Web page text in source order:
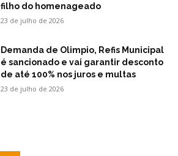
filho do homenageado
23 de julho de 2026
Demanda de Olimpio, Refis Municipal
é sancionado e vai garantir desconto
de até 100% nos juros e multas
23 de julho de 2026